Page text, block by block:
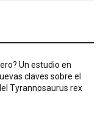
Un estudio en
claves sobre el
Tyrannosaurus rex